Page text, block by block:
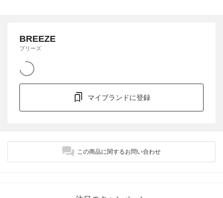
BREEZE
ブリーズ
マイブランドに登録
この商品に関するお問い合わせ